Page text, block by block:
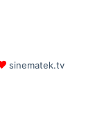
sinematek.tv